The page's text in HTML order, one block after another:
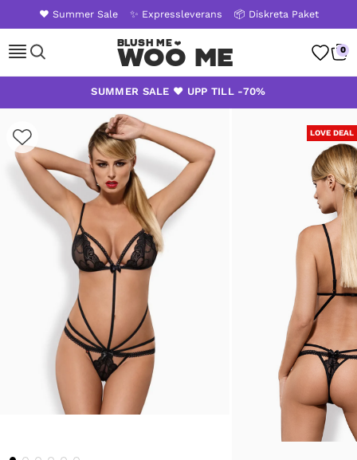
❤️ Summer Sale ✨ Expressleverans 📦 Diskreta Paket
Woo Me 0
SUMMER SALE ❤️ UPP TILL -70%
LOVE DEAL